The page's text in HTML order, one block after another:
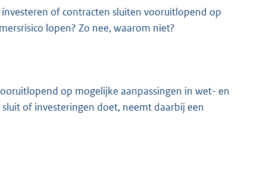
of contracten sluiten vooruitlopend op
lopen? Zo nee, waarom niet?
op mogelijke aanpassingen in wet- en
of investeringen doet, neemt daarbij een